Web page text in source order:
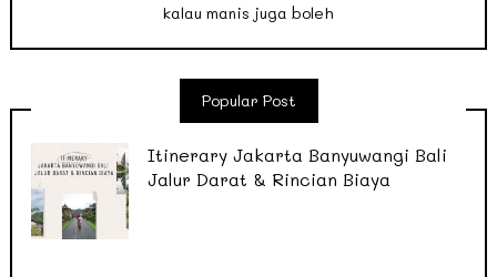
kalau manis juga boleh
Popular Post
Itinerary Jakarta Banyuwangi Bali
Jalur Darat & Rincian Biaya